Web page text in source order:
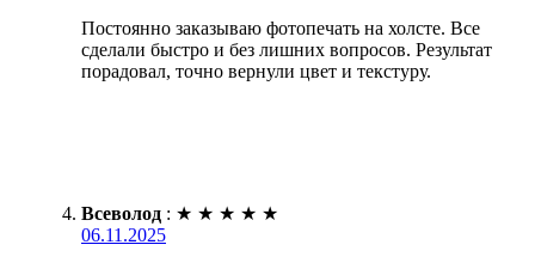
Постоянно заказываю фотопечать на холсте. Все
сделали быстро и без лишних вопросов. Результат
порадовал, точно вернули цвет и текстуру.
Всеволод : ★ ★ ★ ★ ★
06.11.2025